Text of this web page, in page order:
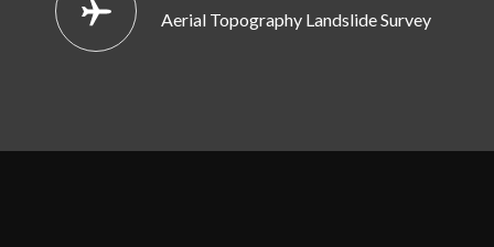
Aerial Topography Landslide Survey